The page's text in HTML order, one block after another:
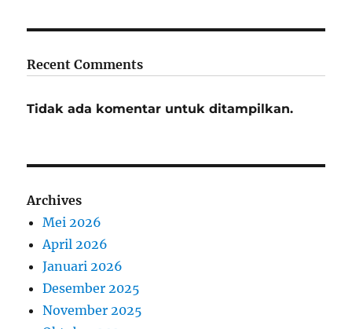
Recent Comments
Tidak ada komentar untuk ditampilkan.
Archives
Mei 2026
April 2026
Januari 2026
Desember 2025
November 2025